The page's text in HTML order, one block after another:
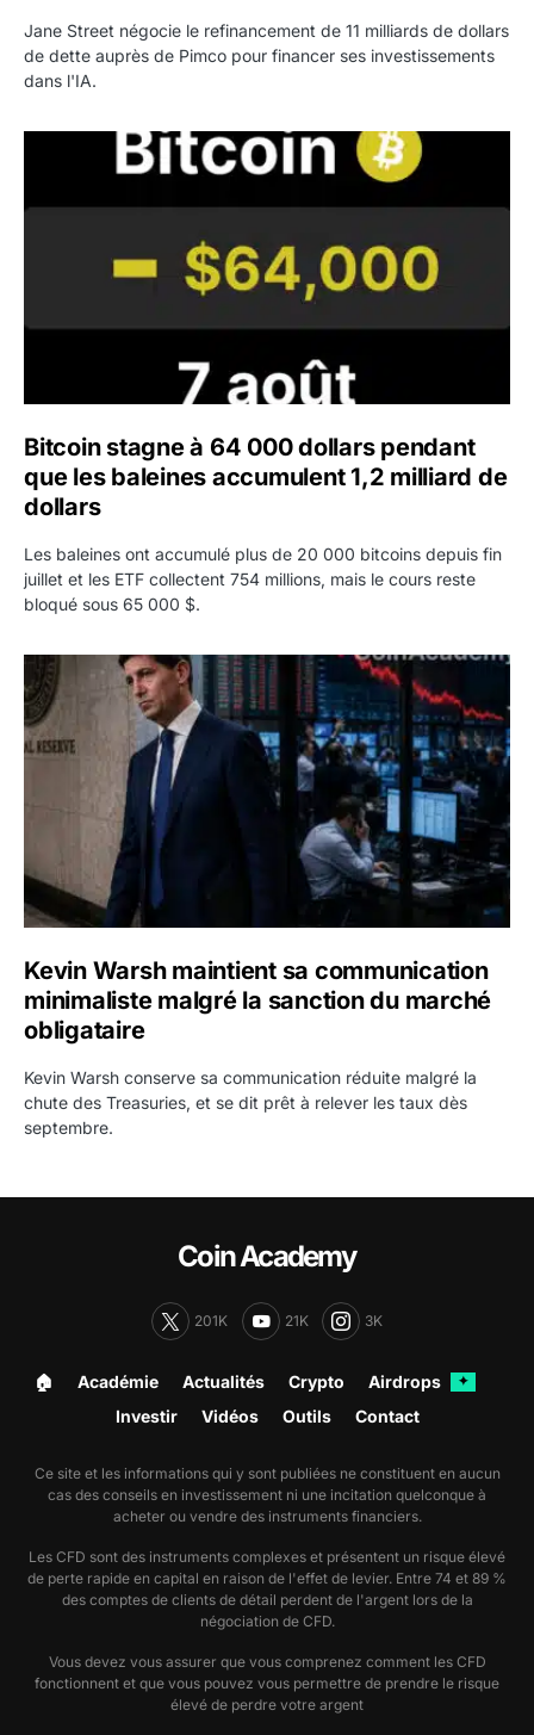
Jane Street négocie le refinancement de 11 milliards de dollars
de dette auprès de Pimco pour financer ses investissements
dans l'IA.
Bitcoin stagne à 64 000 dollars pendant que les
Bitcoin stagne à 64 000 dollars pendant
que les baleines accumulent 1,2 milliard de
dollars
Les baleines ont accumulé plus de 20 000 bitcoins depuis fin
juillet et les ETF collectent 754 millions, mais le cours reste
bloqué sous 65 000 $.
Kevin Warsh maintient sa communication minimaliste
Kevin Warsh maintient sa communication
minimaliste malgré la sanction du marché
obligataire
Kevin Warsh conserve sa communication réduite malgré la
chute des Treasuries, et se dit prêt à relever les taux dès
septembre.
Coin Academy
201K 21K 3K
🏠︎ Académie Actualités Crypto Airdrops ✦
Investir Vidéos Outils Contact
Ce site et les informations qui y sont publiées ne constituent en aucun
cas des conseils en investissement ni une incitation quelconque à
acheter ou vendre des instruments financiers.
Les CFD sont des instruments complexes et présentent un risque élevé
de perte rapide en capital en raison de l'effet de levier. Entre 74 et 89 %
des comptes de clients de détail perdent de l'argent lors de la
négociation de CFD.
Vous devez vous assurer que vous comprenez comment les CFD
fonctionnent et que vous pouvez vous permettre de prendre le risque
élevé de perdre votre argent